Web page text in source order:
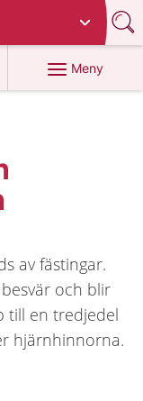
Meny
av fästingar.
och blir
till en tredjedel
hjärnhinnorna.